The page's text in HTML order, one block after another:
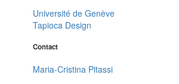
Université de Genève
Tapioca Design
Contact
Maria-Cristina Pitassi